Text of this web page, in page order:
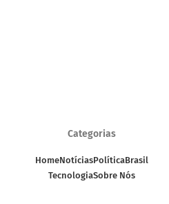
Categorias
HomeNotíciasPolíticaBrasil
TecnologiaSobre Nós